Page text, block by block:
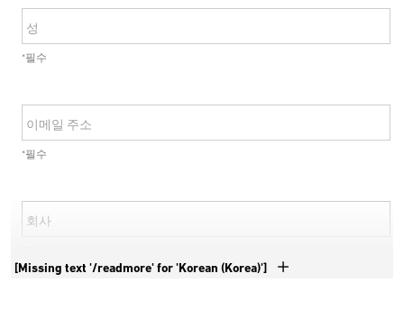
성
*필수
이메일 주소
*필수
회사
[Missing text '/readmore' for 'Korean (Korea)']